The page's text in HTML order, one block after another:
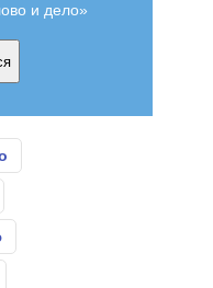
и дело»